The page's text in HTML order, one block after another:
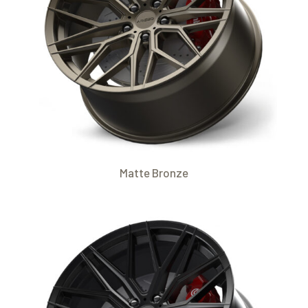
Matte Bronze